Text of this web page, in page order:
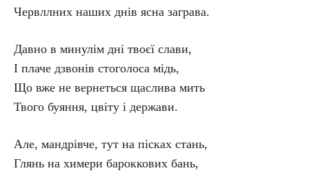
Червллних наших днів ясна заграва.
Давно в минулім дні твоєї слави,
І плаче дзвонів стоголоса мідь,
Що вже не вернеться щаслива мить
Твого буяння, цвіту і держави.
Але, мандрівче, тут на пісках стань,
Глянь на химери бароккових бань,